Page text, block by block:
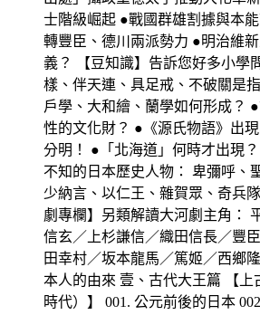
士階級崛起 ●戰國群雄割據與本
轉豐臣、德川兩派勢力 ●明治維
義？ 【豆知識】告訴您好多小學
樣、伴天連、具足戒、不破關是
戶學、大和繪、蘭學如何形成？
性的文化財？ ●《源氏物語》出
分明！ ●「北海道」何時才出現
不知的日本歷史人物： 卑彌呼、
少納言、以仁王、雜賀眾、奇兵
劇專欄】另類解讀大河劇主角：
信玄／上杉謙信／織田信長／豐
田幸村／坂本龍馬／篤姬／西鄉
本人的由來 壹、古代大王篇 【上
時代）】 001. 公元前後的日本